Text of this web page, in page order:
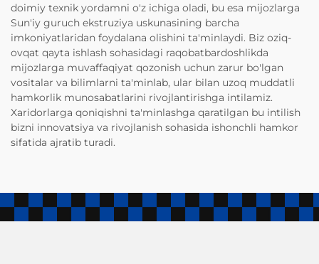
doimiy texnik yordamni o'z ichiga oladi, bu esa mijozlarga
Sun'iy guruch ekstruziya uskunasining barcha
imkoniyatlaridan foydalana olishini ta'minlaydi. Biz oziq-
ovqat qayta ishlash sohasidagi raqobatbardoshlikda
mijozlarga muvaffaqiyat qozonish uchun zarur bo'lgan
vositalar va bilimlarni ta'minlab, ular bilan uzoq muddatli
hamkorlik munosabatlarini rivojlantirishga intilamiz.
Xaridorlarga qoniqishni ta'minlashga qaratilgan bu intilish
bizni innovatsiya va rivojlanish sohasida ishonchli hamkor
sifatida ajratib turadi.